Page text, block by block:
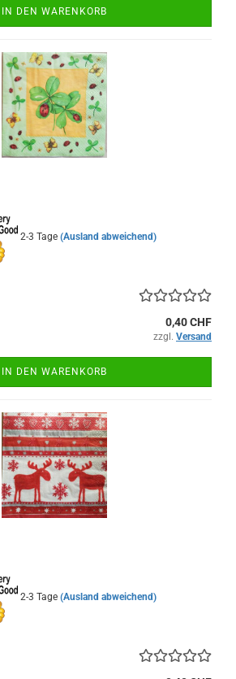
IN DEN WARENKORB
2-3 Tage (Ausland abweichend)
0,40 CHF
zzgl. Versand
IN DEN WARENKORB
2-3 Tage (Ausland abweichend)